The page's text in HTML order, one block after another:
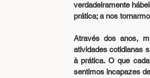
verdadeiramente
prática; a nos
Através dos anos,
atividades cotidianas
à prática. O que
sentimos incapazes